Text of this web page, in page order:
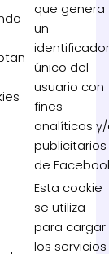
que genera
un
único del
usuario con
fines
analíticos
publicitarios
de
Esta cookie
se utiliza
para cargar
los servicios